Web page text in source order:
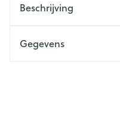
Beschrijving
Gegevens